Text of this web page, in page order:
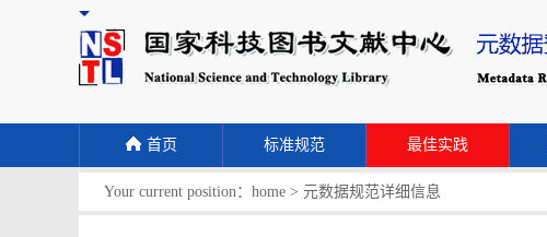
首页 标准规范 最佳实践
Your current position： home > 元数据规范详细信息